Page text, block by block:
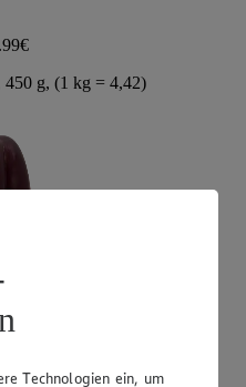
450 g, (1 kg = 4,42)
Technologien ein, um